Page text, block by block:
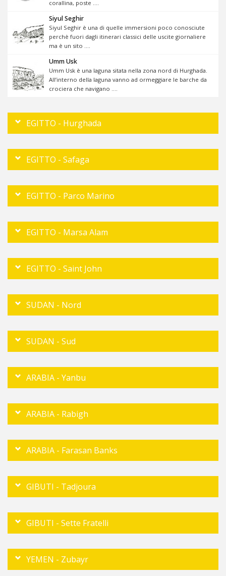
corallina, poste ....
Siyul Seghir
Siyul Seghir è una di quelle immersioni poco conosciute
perchè fuori dagli itinerari classici delle uscite giornaliere
ma è un sito ....
Umm Usk
Umm Usk è una laguna sitata nella zona nord di Hurghada.
All’interno della laguna vanno ad ormeggiare le barche da
crociera che navigano ....
EGITTO - Hurghada
EGITTO - Safaga
EGITTO - Parco Marino
EGITTO - Marsa Alam
EGITTO - Saint John
SUDAN - Nord
SUDAN - Sud
ARABIA - Yanbu
ARABIA - Rabigh
ARABIA - Farasan Banks
GIBUTI - Tadjoura
GIBUTI - Sette Fratelli
YEMEN - Zubayr